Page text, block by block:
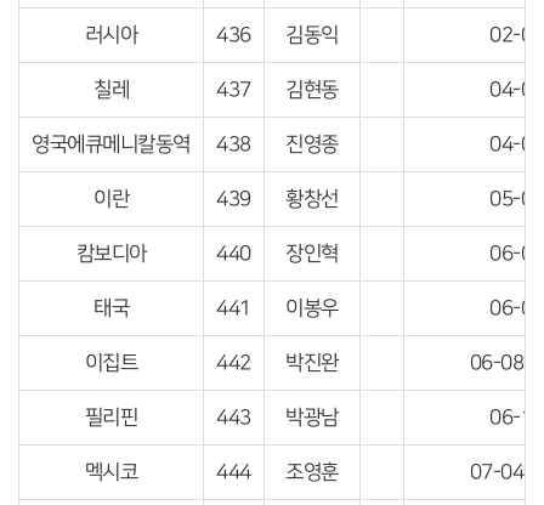
러시아 436 김동익 02-
칠레 437 김현동 04-
영국에큐메니칼동역 438 진영종 04-
이란 439 황창선 05-
캄보디아 440 장인혁 06-
태국 441 이봉우 06-
이집트 442 박진완 06-08-
필리핀 443 박광남 06-
멕시코 444 조영훈 07-04-